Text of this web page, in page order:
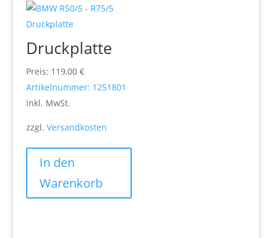
Druckplatte
Preis: 119,00 €
Artikelnummer: 1251801
inkl. MwSt.
zzgl. Versandkosten
In den
Warenkorb